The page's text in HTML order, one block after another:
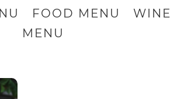
FOOD MENU
WINE
MENU